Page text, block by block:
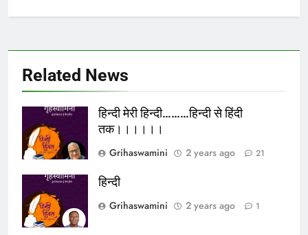
Related News
हिन्दी मेरी हिन्दी………हिन्दी से हिंदी
तक।।।।।।
Grihaswamini
2 years ago 21
हिन्दी
Grihaswamini
2 years ago 1